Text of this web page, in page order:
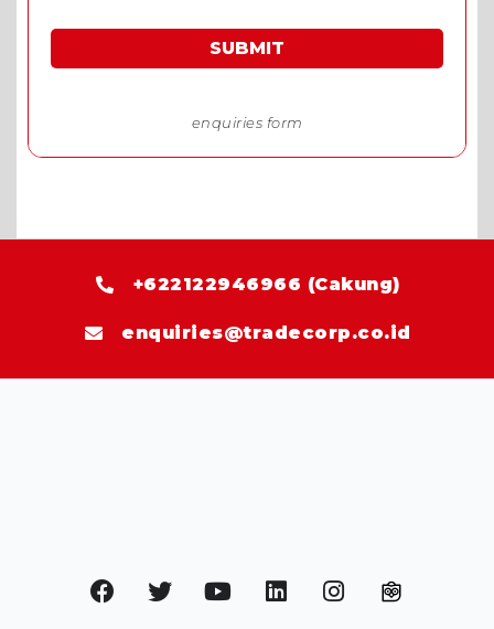
SUBMIT
enquiries form
+622122946966 (Cakung)
enquiries@tradecorp.co.id